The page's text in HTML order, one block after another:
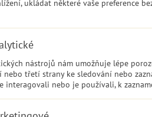
ukládat některé vaše preference
nástrojů nám umožňuje lépe
třetí strany ke sledování nebo
interagovali nebo je používali, k